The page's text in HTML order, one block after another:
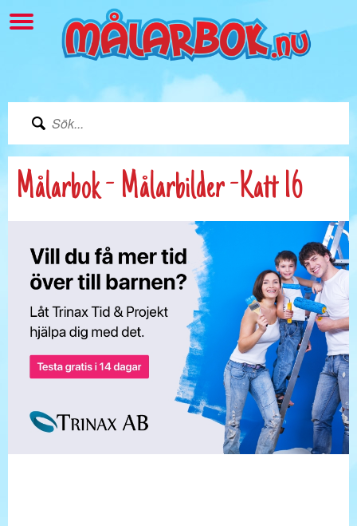
Målarbok - Målarbilder -Katt 16